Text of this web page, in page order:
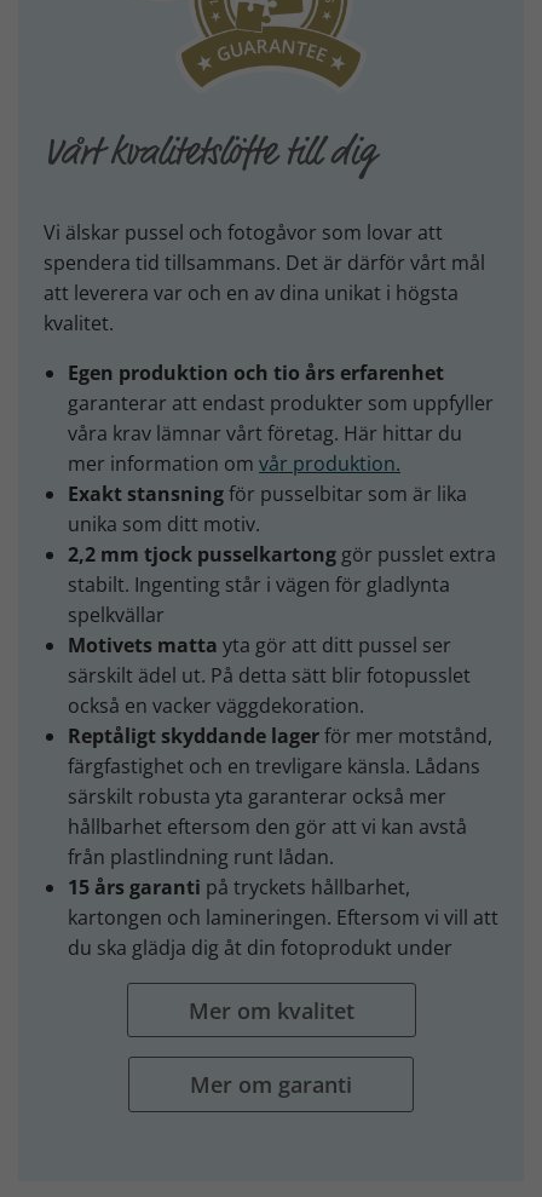
Vårt kvalitetslöfte till dig
Vi älskar pussel och fotogåvor som lovar att
spendera tid tillsammans. Det är därför vårt mål
att leverera var och en av dina unikat i högsta
kvalitet.
Egen produktion och tio års erfarenhet
garanterar att endast produkter som uppfyller
våra krav lämnar vårt företag. Här hittar du
mer information om vår produktion.
Exakt stansningför pusselbitar som är lika
unika som ditt motiv.
2,2 mm tjock pusselkartong gör pusslet extra
stabilt. Ingenting står i vägen för gladlynta
spelkvällar
Motivets matta yta gör att ditt pussel ser
särskilt ädel ut. På detta sätt blir fotopusslet
också en vacker väggdekoration.
Reptåligt skyddande lagerför mer motstånd,
färgfastighet och en trevligare känsla. Lådans
särskilt robusta yta garanterar också mer
hållbarhet eftersom den gör att vi kan avstå
från plastlindning runt lådan.
15 års garanti på tryckets hållbarhet,
kartongen och lamineringen. Eftersom vi vill att
du ska glädja dig åt din fotoprodukt under
Mer om kvalitet
Mer om garanti